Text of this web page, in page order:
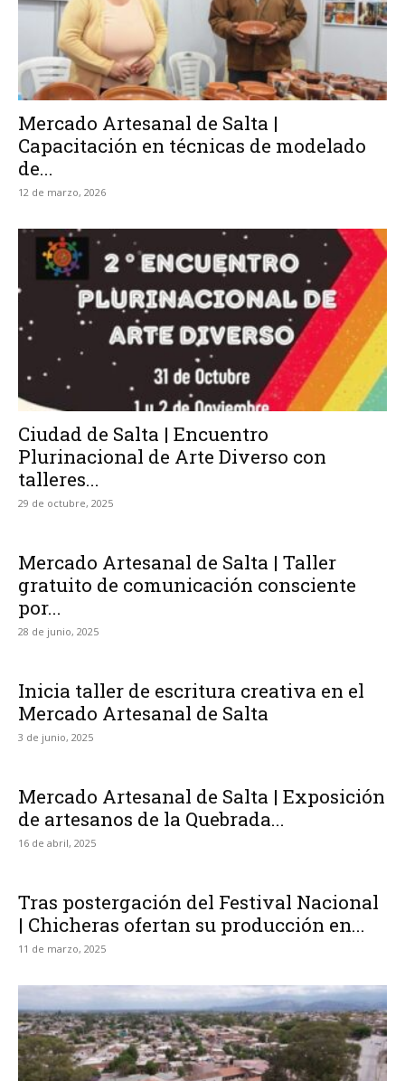
Mercado Artesanal de Salta |
Capacitación en técnicas de modelado
de...
12 de marzo, 2026
Ciudad de Salta | Encuentro
Plurinacional de Arte Diverso con
talleres...
29 de octubre, 2025
Mercado Artesanal de Salta | Taller
gratuito de comunicación consciente
por...
28 de junio, 2025
Inicia taller de escritura creativa en el
Mercado Artesanal de Salta
3 de junio, 2025
Mercado Artesanal de Salta | Exposición
de artesanos de la Quebrada...
16 de abril, 2025
Tras postergación del Festival Nacional
| Chicheras ofertan su producción en...
11 de marzo, 2025